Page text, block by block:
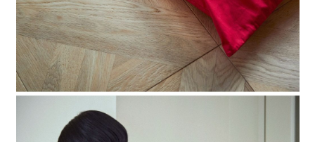
３．未成年的使用者請事先徵得法定代理人或監護人之同意方可使用
「AFTEE先享後付」，若未經同意申辦者引起之損失，本公司不負相關責
任。
４．使用「AFTEE先享後付」時，將依據個別帳號之用戶狀況，依本公司即
時審查核予不同之上限額度；若仍有額度不足之情形，本公司將視審查結果
請求用戶進行身份認證。
５．嚴禁一人註冊多個帳號或使用他人資訊註冊。若發現惡意使用之情形，
恩沛科技股份有限公司將有權停止該用戶之使用額度並採取法律行動。